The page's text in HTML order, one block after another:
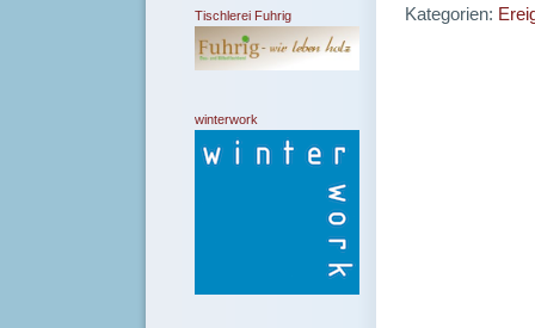
Tischlerei Fuhrig
winterwork
Kategorien: